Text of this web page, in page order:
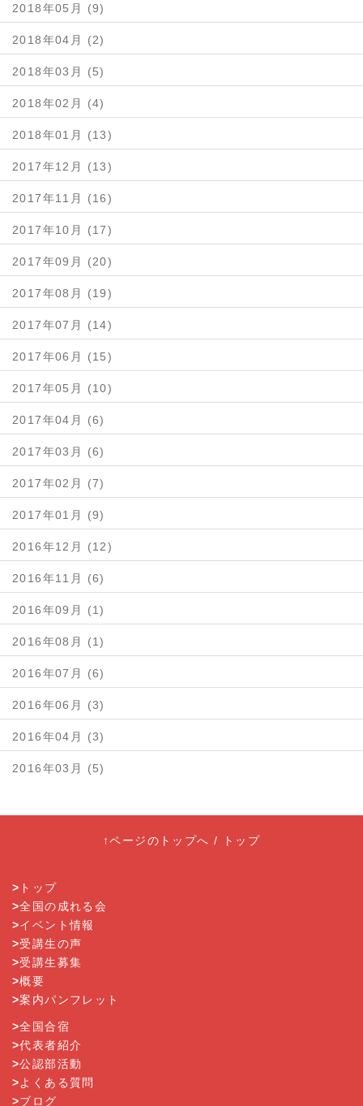
2018年05月 (9)
2018年04月 (2)
2018年03月 (5)
2018年02月 (4)
2018年01月 (13)
2017年12月 (13)
2017年11月 (16)
2017年10月 (17)
2017年09月 (20)
2017年08月 (19)
2017年07月 (14)
2017年06月 (15)
2017年05月 (10)
2017年04月 (6)
2017年03月 (6)
2017年02月 (7)
2017年01月 (9)
2016年12月 (12)
2016年11月 (6)
2016年09月 (1)
2016年08月 (1)
2016年07月 (6)
2016年06月 (3)
2016年04月 (3)
2016年03月 (5)
↑ページのトップへ / トップ
> トップ
>全国の成れる会
>イベント情報
>受講生の声
>受講生募集
>概要
>案内パンフレット
>全国合宿
>代表者紹介
>公認部活動
>よくある質問
>ブログ